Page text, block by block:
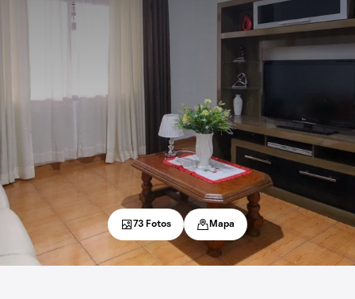
73 Fotos Mapa